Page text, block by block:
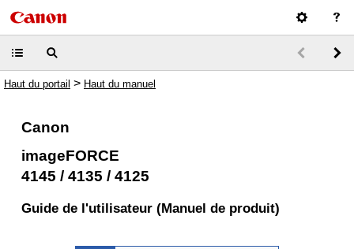
Haut du portail > Haut du manuel
Canon
imageFORCE
4145 / 4135 / 4125
Guide de l'utilisateur (Manuel de produit)